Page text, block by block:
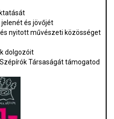
és jövőjét
nyitott művészeti közösséget
dolgozóit
Társaságát támogatod